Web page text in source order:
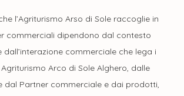
l’Agriturismo Arso di Sole raccoglie in
commerciali dipendono dal contesto
dall’interazione commerciale che lega i
Arco di Sole Alghero, dalle
dal Partner commerciale e dai prodotti,